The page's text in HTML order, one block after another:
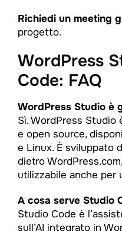
Richiedi un meeting
progetto.
WordPress
Code: FAQ
WordPress Studio è
Sì. WordPress
e open source,
e Linux. È sviluppato
dietro
utilizzabile anche per
A cosa serve Studio
Studio Code è
sull’AI integrato in